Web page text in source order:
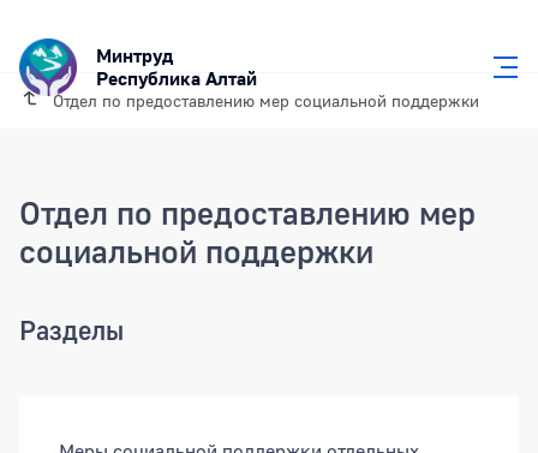
Минтруд
Республика Алтай
Отдел по предоставлению мер социальной поддержки
Отдел по предоставлению мер
социальной поддержки
Разделы